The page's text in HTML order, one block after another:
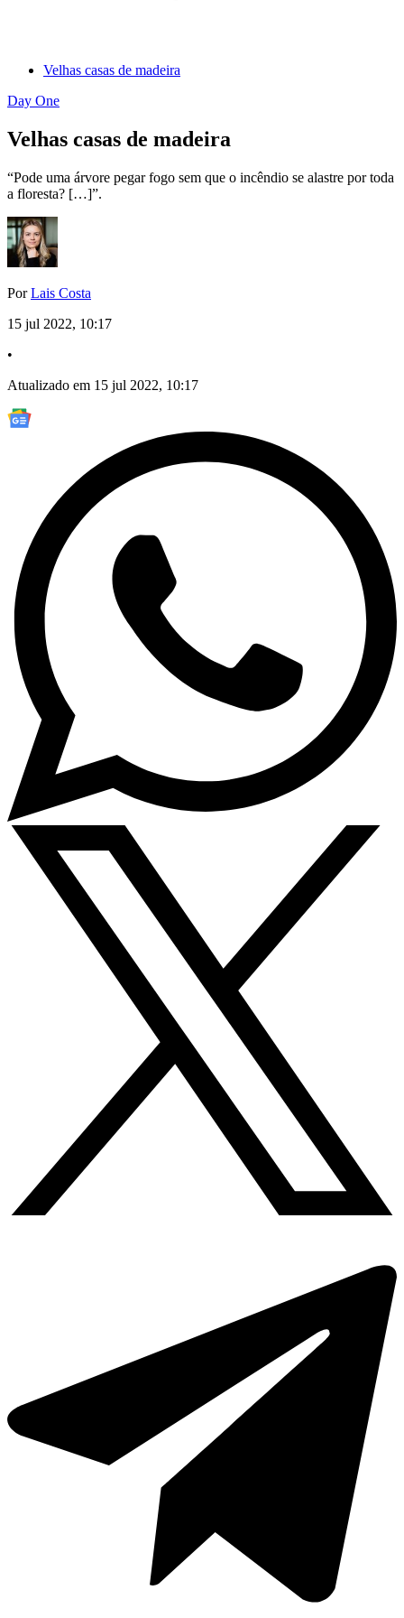
Velhas casas de madeira
Day One
Velhas casas de madeira
“Pode uma árvore pegar fogo sem que o incêndio se alastre por toda
a floresta? […]”.
PorLais Costa
15 jul 2022, 10:17
•
Atualizado em 15 jul 2022, 10:17